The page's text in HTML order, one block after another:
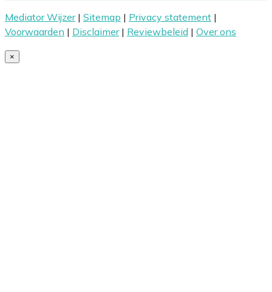
Mediator Wijzer| Sitemap | Privacy statement |
Voorwaarden | Disclaimer| Reviewbeleid | Over ons
×